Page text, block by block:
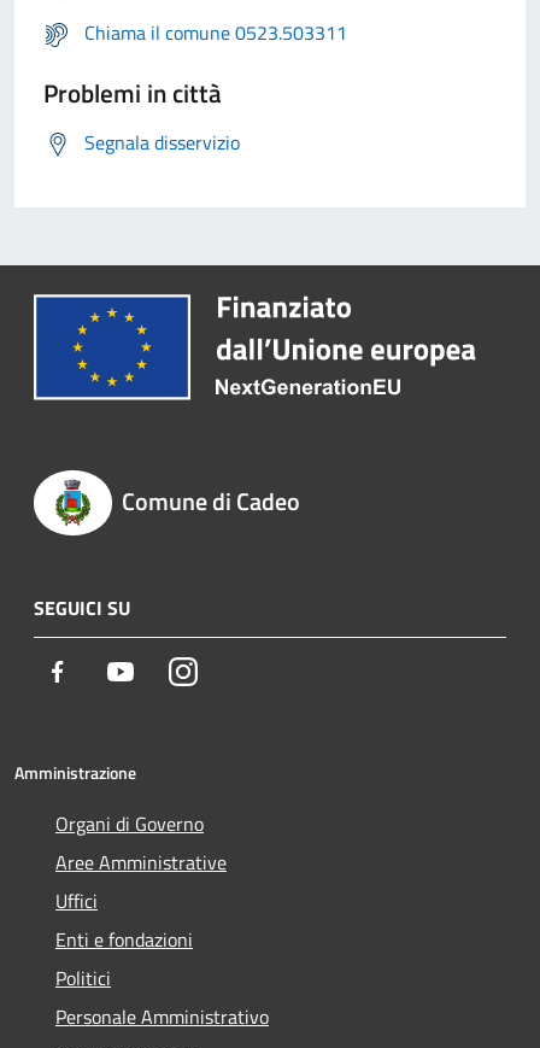
Chiama il comune 0523.503311
Problemi in città
Segnala disservizio
Comune di Cadeo
SEGUICI SU
Facebook YoutubeInstagram
Amministrazione
Organi di Governo
Aree Amministrative
Uffici
Enti e fondazioni
Politici
Personale Amministrativo